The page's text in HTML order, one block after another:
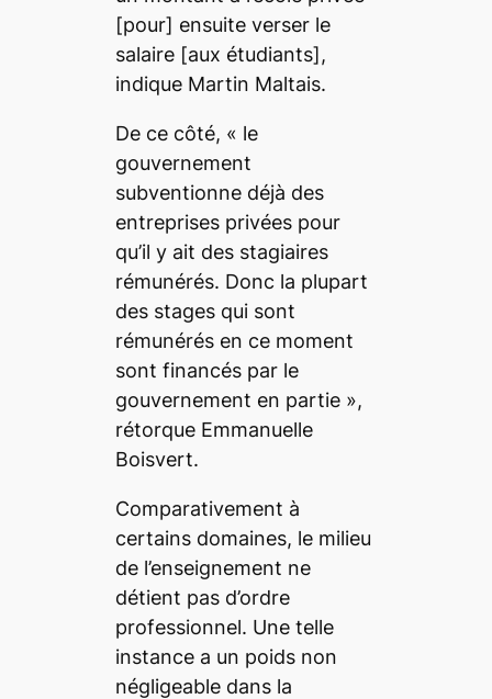
[pour] ensuite verser le
salaire [aux étudiants],
indique Martin Maltais.
De ce côté, « le
gouvernement
subventionne déjà des
entreprises privées pour
qu’il y ait des stagiaires
rémunérés. Donc la plupart
des stages qui sont
rémunérés en ce moment
sont financés par le
gouvernement en partie »,
rétorque Emmanuelle
Boisvert.
Comparativement à
certains domaines, le milieu
de l’enseignement ne
détient pas d’ordre
professionnel. Une telle
instance a un poids non
négligeable dans la